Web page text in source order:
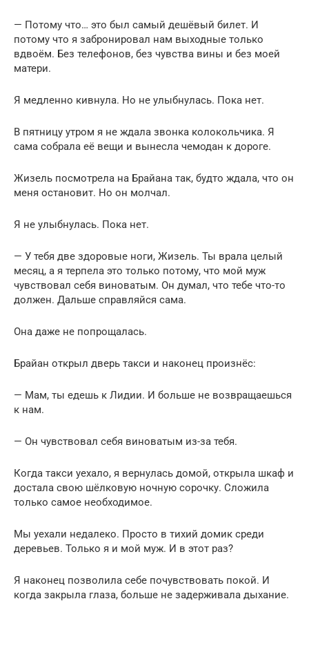
— Потому что… это был самый дешёвый билет. И
потому что я забронировал нам выходные только
вдвоём. Без телефонов, без чувства вины и без моей
матери.
Я медленно кивнула. Но не улыбнулась. Пока нет.
В пятницу утром я не ждала звонка колокольчика. Я
сама собрала её вещи и вынесла чемодан к дороге.
Жизель посмотрела на Брайана так, будто ждала, что он
меня остановит. Но он молчал.
Я не улыбнулась. Пока нет.
— У тебя две здоровые ноги, Жизель. Ты врала целый
месяц, а я терпела это только потому, что мой муж
чувствовал себя виноватым. Он думал, что тебе что-то
должен. Дальше справляйся сама.
Она даже не попрощалась.
Брайан открыл дверь такси и наконец произнёс:
— Мам, ты едешь к Лидии. И больше не возвращаешься
к нам.
— Он чувствовал себя виноватым из-за тебя.
Когда такси уехало, я вернулась домой, открыла шкаф и
достала свою шёлковую ночную сорочку. Сложила
только самое необходимое.
Мы уехали недалеко. Просто в тихий домик среди
деревьев. Только я и мой муж. И в этот раз?
Я наконец позволила себе почувствовать покой. И
когда закрыла глаза, больше не задерживала дыхание.